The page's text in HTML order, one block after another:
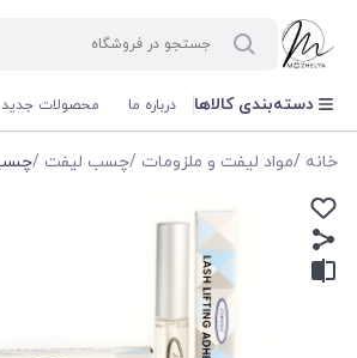
دسته‌بندی کالاها درباره ما محصولات جدید
خانه /مواد لیفت و ملزومات /چسب لیفت /چسب